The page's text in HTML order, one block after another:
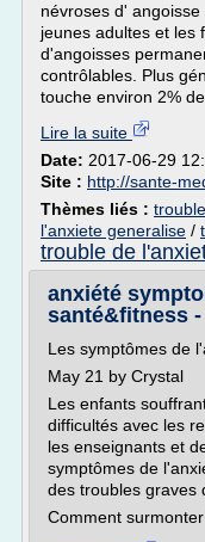
névroses d'
jeunes adultes et les
d'angoisses
contrôlables. Plus
touche environ 2%
Lire la suite
Date: 2017-06-29
Site : http://sante-
Thèmes liés :
l'anxiete generalise /
trouble de
anxiété
santé&fitness
Les symptômes de
May 21 by Crystal
Les enfants
difficultés avec les
les enseignants et
symptômes de
des troubles
Comment